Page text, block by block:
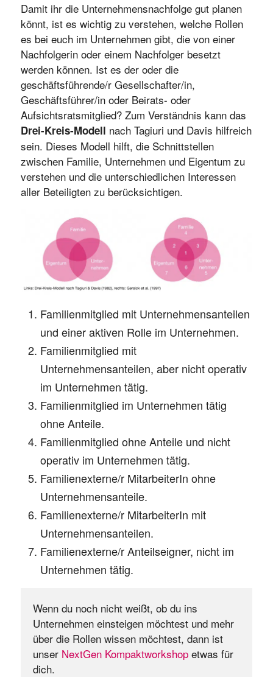
Damit ihr die Unternehmensnachfolge gut planen
könnt, ist es wichtig zu verstehen, welche Rollen
es bei euch im Unternehmen gibt, die von einer
Nachfolgerin oder einem Nachfolger besetzt
werden können. Ist es der oder die
geschäftsführende/r Gesellschafter/in,
Geschäftsführer/in oder Beirats- oder
Aufsichtsratsmitglied? Zum Verständnis kann das
Drei-Kreis-Modell nach Tagiuri und Davis hilfreich
sein. Dieses Modell hilft, die Schnittstellen
zwischen Familie, Unternehmen und Eigentum zu
verstehen und die unterschiedlichen Interessen
aller Beteiligten zu berücksichtigen.
Familienmitglied mit Unternehmensanteilen
und einer aktiven Rolle im Unternehmen.
Familienmitglied mit
Unternehmensanteilen, aber nicht operativ
im Unternehmen tätig.
Familienmitglied im Unternehmen tätig
ohne Anteile.
Familienmitglied ohne Anteile und nicht
operativ im Unternehmen tätig.
Familienexterne/r MitarbeiterIn ohne
Unternehmensanteile.
Familienexterne/r MitarbeiterIn mit
Unternehmensanteilen.
Familienexterne/r Anteilseigner, nicht im
Unternehmen tätig.
Wenn du noch nicht weißt, ob du ins
Unternehmen einsteigen möchtest und mehr
über die Rollen wissen möchtest, dann ist
unser NextGen Kompaktworkshop etwas für
dich.